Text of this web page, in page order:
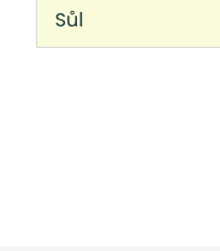
Sůl